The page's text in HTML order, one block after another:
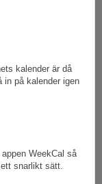
kalender är då
in på kalender igen
WeekCal så
snarlikt sätt.